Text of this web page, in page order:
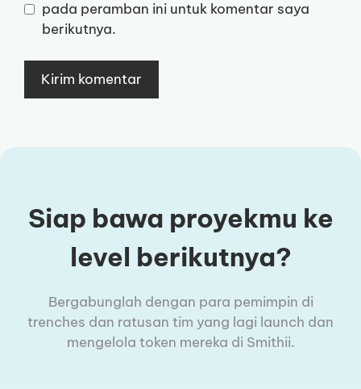
pada peramban ini untuk komentar saya
berikutnya.
Siap bawa proyekmu ke
level berikutnya?
Bergabunglah dengan para pemimpin di
trenches dan ratusan tim yang lagi launch dan
mengelola token mereka di Smithii.